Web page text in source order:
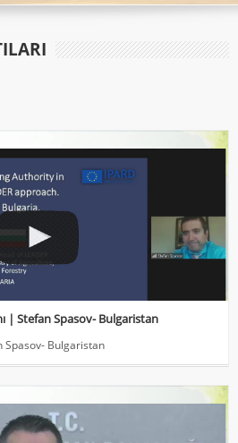
| Stefan Spasov- Bulgaristan
Spasov- Bulgaristan
| Stefan Spasov- Bulgaristan
Spasov- Bulgaristan
Dr. Bekir Pakdemirli | UKAFEST Genel
Konuşması